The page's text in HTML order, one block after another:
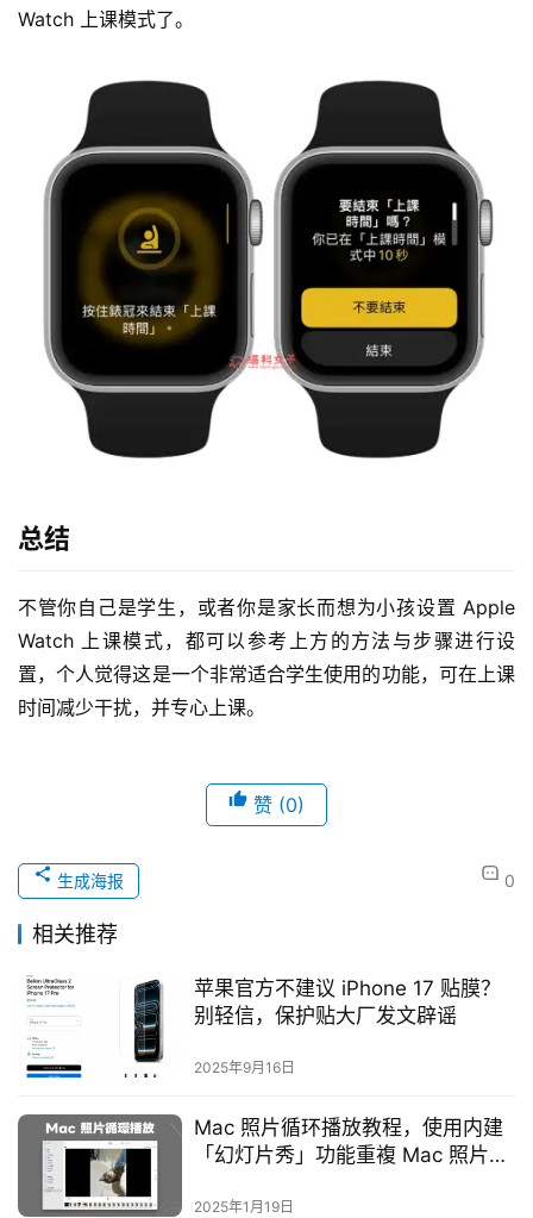
Watch 上课模式了。
总结
不管你自己是学生，或者你是家长而想为小孩设置 Apple
Watch 上课模式，都可以参考上方的方法与步骤进行设
置，个人觉得这是一个非常适合学生使用的功能，可在上课
时间减少干扰，并专心上课。
赞 (0)
0
生成海报
相关推荐
苹果官方不建议 iPhone 17 贴膜？
别轻信，保护贴大厂发文辟谣
2025年9月16日
Mac 照片循环播放教程，使用内建
「幻灯片秀」功能重複 Mac 照片播
2025年1月19日